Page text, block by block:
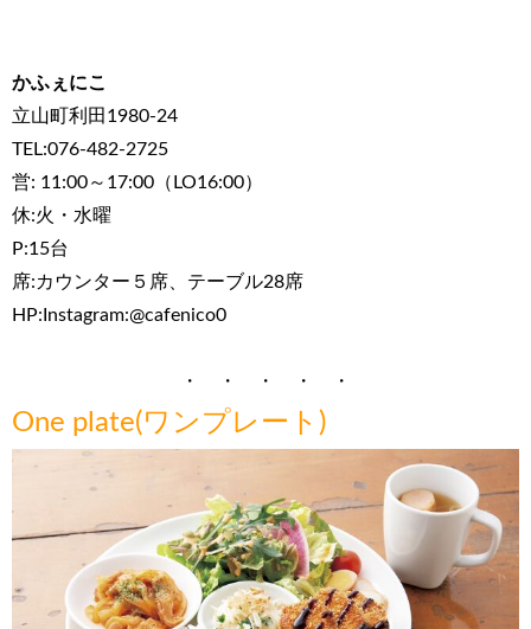
かふぇにこ
立山町利田1980-24
TEL:076-482-2725
営: 11:00～17:00（LO16:00）
休:火・水曜
P:15台
席:カウンター５席、テーブル28席
HP:Instagram:@cafenico0
・ ・ ・ ・ ・
One plate(ワンプレート)